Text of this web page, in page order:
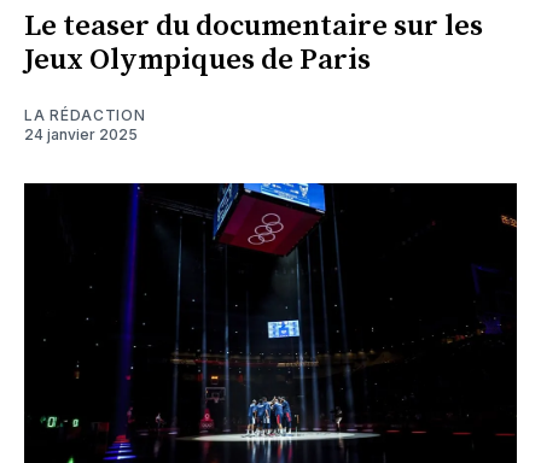
Le teaser du documentaire sur les
Jeux Olympiques de Paris
LA RÉDACTION
24 janvier 2025